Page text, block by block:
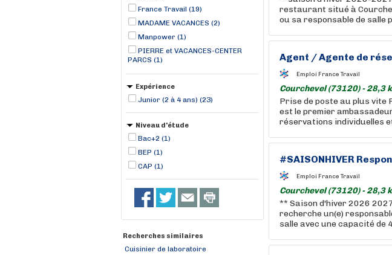
France Travail (19)
MADAME VACANCES (2)
Manpower (1)
PIERRE et VACANCES-CENTER
PARCS (1)
Expérience
Junior (2 à 4 ans) (23)
Niveau d'étude
Bac+2 (1)
BEP (1)
CAP (1)
Recherches similaires
Cuisinier de laboratoire
restaurant situé à
ou sa responsable de salle
Agent / Agente de
Emploi France Travail
Courchevel (73120) - 28,3
Prise de poste au plus vite
est le premier
réservations individuelles
#SAISONHIVER
Emploi France Travail
Courchevel (73120) - 28,3
** Saison d'hiver 2026
recherche un(e)
salle avec une capacité de